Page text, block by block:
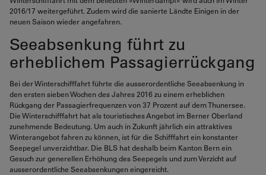
2016/17 weitergeführt. Zudem wird die sanierte Ländte Einigen in der
neuen Saison wieder angefahren.
Seeabsenkung führt zu
erheblichem Passagierrückgang
Bei der Winterschifffahrt führte die ausserordentliche Seeabsenkung in
den ersten sieben Wochen des Jahres 2016 zu einem erheblichen
Rückgang der Passagierfrequenzen von 37 Prozent auf dem Thunersee.
Die Winterschifffahrt hat als touristisches Angebot im Berner Oberland
zunehmende Bedeutung. Um auch in Zukunft jährlich ein attraktives
Winterangebot fahren zu können, ist für die Schifffahrt ein konstanter
Seepegel unverzichtbar. Die BLS hat deshalb beim Kanton Bern ein
Gesuch zur generellen Erhöhung des Seepegels und zum Verzicht auf
ausserordentliche Seeabsenkungen eingereicht.